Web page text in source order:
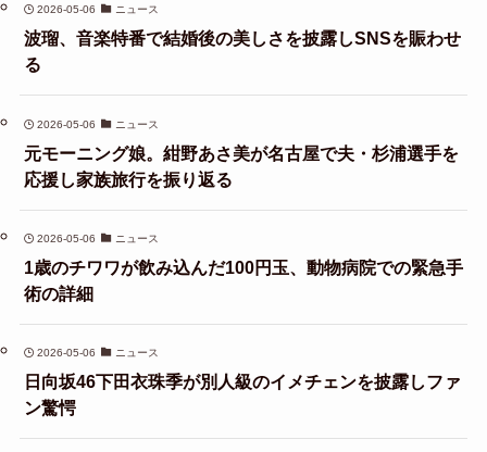
2026-05-06 ニュース
波瑠、音楽特番で結婚後の美しさを披露しSNSを賑わせ
る
2026-05-06 ニュース
元モーニング娘。紺野あさ美が名古屋で夫・杉浦選手を
応援し家族旅行を振り返る
2026-05-06 ニュース
1歳のチワワが飲み込んだ100円玉、動物病院での緊急手
術の詳細
2026-05-06 ニュース
日向坂46下田衣珠季が別人級のイメチェンを披露しファ
ン驚愕